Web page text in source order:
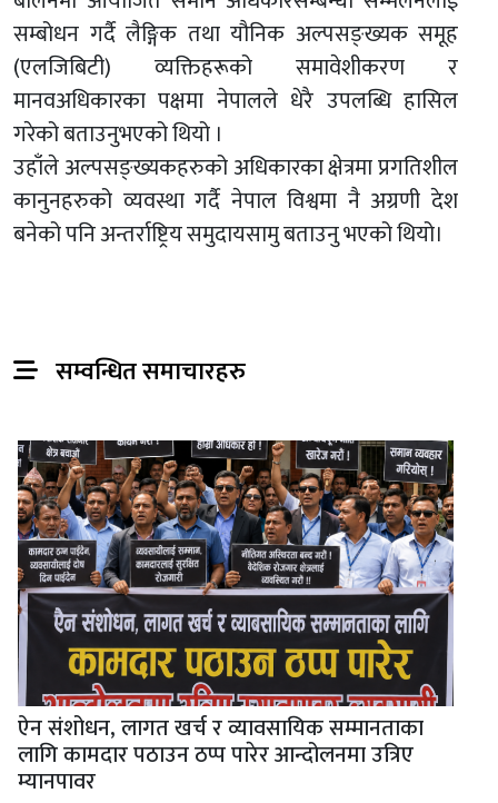
सम्बोधन गर्दै लैङ्गिक तथा यौनिक अल्पसङ्ख्यक समूह
(एलजिबिटी) व्यक्तिहरूको समावेशीकरण र
मानवअधिकारका पक्षमा नेपालले धेरै उपलब्धि हासिल
गरेको बताउनुभएको थियो ।
उहाँले अल्पसङ्ख्यकहरुको अधिकारका क्षेत्रमा प्रगतिशील
कानुनहरुको व्यवस्था गर्दै नेपाल विश्वमा नै अग्रणी देश
बनेको पनि अन्तर्राष्ट्रिय समुदायसामु बताउनु भएको थियो।
सम्वन्धित समाचारहरु
ऐन संशोधन, लागत खर्च र व्यावसायिक सम्मानताका
लागि कामदार पठाउन ठप्प पारेर आन्दोलनमा उत्रिए
म्यानपावर